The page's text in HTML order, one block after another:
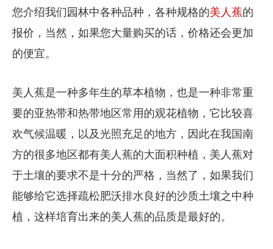
您介绍我们园林中各种品种，各种规格的美人蕉的
报价，当然，如果您大量购买的话，价格还会更加
的便宜。
美人蕉是一种多年生的草本植物，也是一种非常重
要的亚热带和热带地区常用的观花植物，它比较喜
欢气候温暖，以及光照充足的地方，因此在我国南
方的很多地区都有美人蕉的大面积种植，美人蕉对
于土壤的要求不是十分的严格，当然了，如果我们
能够给它选择疏松肥沃排水良好的沙质土壤之中种
植，这样培育出来的美人蕉的品质是最好的。